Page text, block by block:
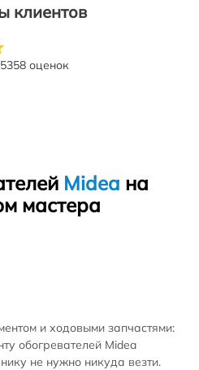
клиентов
5358 оценок
Midea на
мастера
и ходовыми запчастями:
обогревателей Midea
не нужно никуда везти.